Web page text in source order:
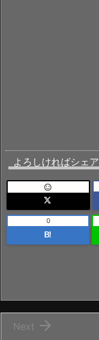
よろしければシェ

B!
0

Next